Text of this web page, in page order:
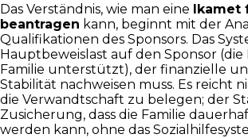
Das Verständnis, wie man eine Ikamet
beantragen kann, beginnt mit der
Qualifikationen des Sponsors. Das
Hauptbeweislast auf den Sponsor (die
Familie unterstützt), der finanzielle
Stabilität nachweisen muss. Es reicht
die Verwandtschaft zu belegen; der
Zusicherung, dass die Familie
werden kann, ohne das